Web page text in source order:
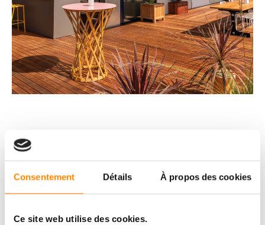
Consentement Détails À propos des cookies
Ce site web utilise des cookies.